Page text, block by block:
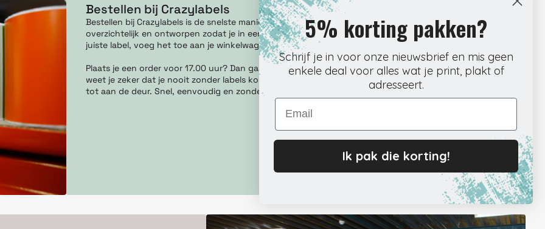
Bestellen bij Crazylabels
Bestellen bij Crazylabels is de snelste manier om direct door te kunnen met je werk. Onze webshop is
overzichtelijk en ontworpen zodat je in een paar klikken precies vindt wat je nodig hebt. Kies het
juiste label, voeg het toe aan je winkelwagen en rond de bestelling af wanneer het jou uitkomt.
Plaats je een order voor 17.00 uur? Dan gaan wij meteen aan de slag met verpakken en verzenden. Zo
weet je zeker dat je nooit zonder labels komt te zitten. Ontvang de tracking per mail en volg je pakket
tot aan de deur. Snel, eenvoudig en zonder gedoe, precies zoals het hoort.
5% korting pakken?
Schrijf je in voor onze nieuwsbrief en mis geen
enkele deal voor alles wat je print, plakt of
adresseert.
Email
Ik pak die korting!